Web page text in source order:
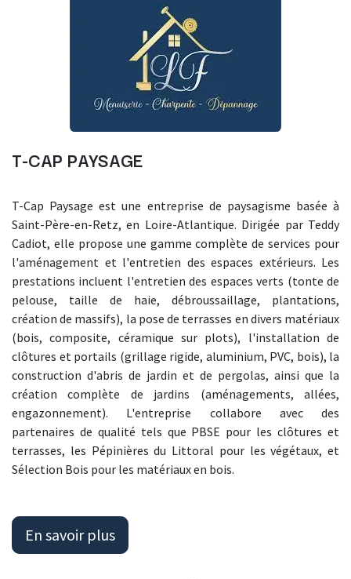
T-CAP PAYSAGE
T-Cap Paysage est une entreprise de paysagisme basée à
Saint-Père-en-Retz, en Loire-Atlantique. Dirigée par Teddy
Cadiot, elle propose une gamme complète de services pour
l'aménagement et l'entretien des espaces extérieurs. Les
prestations incluent l'entretien des espaces verts (tonte de
pelouse, taille de haie, débroussaillage, plantations,
création de massifs), la pose de terrasses en divers matériaux
(bois, composite, céramique sur plots), l'installation de
clôtures et portails (grillage rigide, aluminium, PVC, bois), la
construction d'abris de jardin et de pergolas, ainsi que la
création complète de jardins (aménagements, allées,
engazonnement). L'entreprise collabore avec des
partenaires de qualité tels que PBSE pour les clôtures et
terrasses, les Pépinières du Littoral pour les végétaux, et
Sélection Bois pour les matériaux en bois.
En savoir plus